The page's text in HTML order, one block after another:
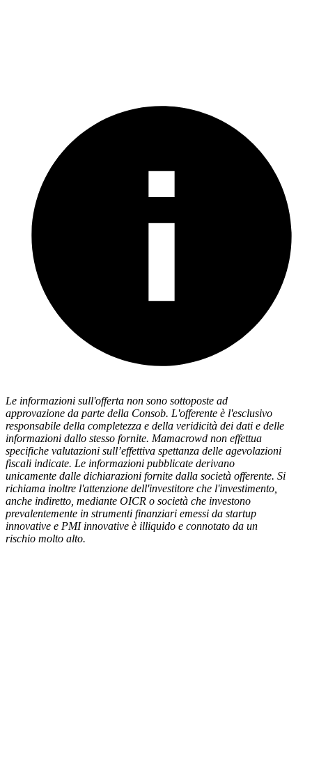
Le informazioni sull'offerta non sono sottoposte ad
approvazione da parte della Consob. L'offerente è l'esclusivo
responsabile della completezza e della veridicità dei dati e delle
informazioni dallo stesso fornite. Mamacrowd non effettua
specifiche valutazioni sull’effettiva spettanza delle agevolazioni
fiscali indicate. Le informazioni pubblicate derivano
unicamente dalle dichiarazioni fornite dalla società offerente. Si
richiama inoltre l'attenzione dell'investitore che l'investimento,
anche indiretto, mediante OICR o società che investono
prevalentemente in strumenti finanziari emessi da startup
innovative e PMI innovative è illiquido e connotato da un
rischio molto alto.